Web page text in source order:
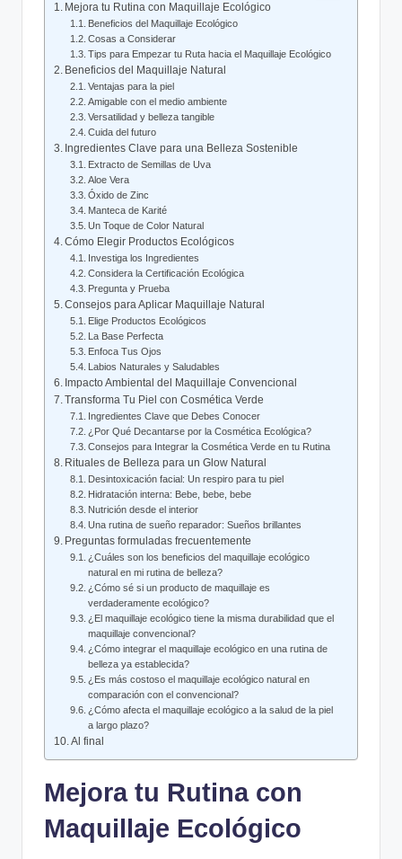
Mejora tu Rutina con Maquillaje Ecológico
Beneficios del Maquillaje Ecológico
Cosas a Considerar
Tips para Empezar tu Ruta hacia el Maquillaje Ecológico
Beneficios del Maquillaje Natural
Ventajas para la piel
Amigable con el medio ambiente
Versatilidad y belleza tangible
Cuida del futuro
Ingredientes Clave para una Belleza Sostenible
Extracto de Semillas de Uva
Aloe Vera
Óxido de Zinc
Manteca de Karité
Un Toque de Color Natural
Cómo Elegir Productos Ecológicos
Investiga los Ingredientes
Considera la Certificación Ecológica
Pregunta y Prueba
Consejos para Aplicar Maquillaje Natural
Elige Productos Ecológicos
La Base Perfecta
Enfoca Tus Ojos
Labios Naturales y Saludables
Impacto Ambiental del Maquillaje Convencional
Transforma Tu Piel con Cosmética Verde
Ingredientes Clave que Debes Conocer
¿Por Qué Decantarse por la Cosmética Ecológica?
Consejos para Integrar la Cosmética Verde en tu Rutina
Rituales de Belleza para un Glow Natural
Desintoxicación facial: Un respiro para tu piel
Hidratación interna: Bebe, bebe, bebe
Nutrición desde el interior
Una rutina de sueño reparador: Sueños brillantes
Preguntas formuladas frecuentemente
¿Cuáles son los beneficios del maquillaje ecológico
natural en mi rutina de belleza?
¿Cómo sé si un producto de maquillaje es
verdaderamente ecológico?
¿El maquillaje ecológico tiene la misma durabilidad que el
maquillaje convencional?
¿Cómo integrar el maquillaje ecológico en una rutina de
belleza ya establecida?
¿Es más costoso el maquillaje ecológico natural en
comparación con el convencional?
¿Cómo afecta el maquillaje ecológico a la salud de la piel
a largo plazo?
Al final
Mejora tu Rutina con
Maquillaje Ecológico